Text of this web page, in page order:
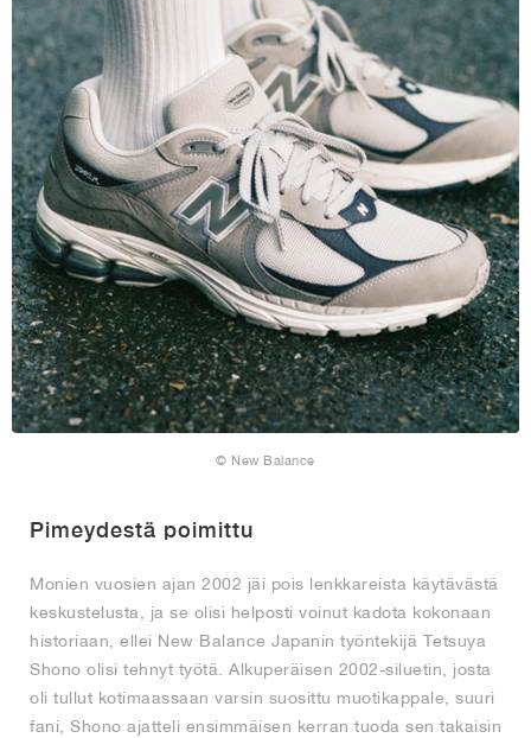
© New Balance
Pimeydestä poimittu
Monien vuosien ajan 2002 jäi pois lenkkareista käytävästä
keskustelusta, ja se olisi helposti voinut kadota kokonaan
historiaan, ellei New Balance Japanin työntekijä Tetsuya
Shono olisi tehnyt työtä. Alkuperäisen 2002-siluetin, josta
oli tullut kotimaassaan varsin suosittu muotikappale, suuri
fani, Shono ajatteli ensimmäisen kerran tuoda sen takaisin